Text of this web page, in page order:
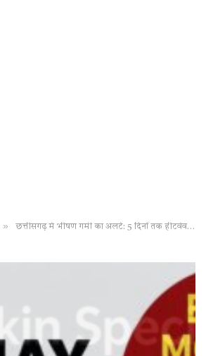
» छत्तीसगढ़ में भीषण गर्मी का अलर्ट: 5 दिनों तक हीटवेव की चेतावनी